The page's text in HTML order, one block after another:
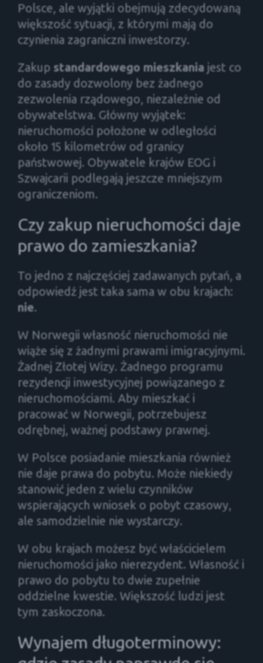
Polsce, ale wyjątki obejmują zdecydowaną
większość sytuacji, z którymi mają do
czynienia zagraniczni inwestorzy.
Zakup standardowego mieszkania jest co
do zasady dozwolony bez żadnego
zezwolenia rządowego, niezależnie od
obywatelstwa. Główny wyjątek:
nieruchomości położone w odległości
około 15 kilometrów od granicy
państwowej. Obywatele krajów EOG i
Szwajcarii podlegają jeszcze mniejszym
ograniczeniom.
Czy zakup nieruchomości daje
prawo do zamieszkania?
To jedno z najczęściej zadawanych pytań, a
odpowiedź jest taka sama w obu krajach:
nie.
W Norwegii własność nieruchomości nie
wiąże się z żadnymi prawami imigracyjnymi.
Żadnej Złotej Wizy. Żadnego programu
rezydencji inwestycyjnej powiązanego z
nieruchomościami. Aby mieszkać i
pracować w Norwegii, potrzebujesz
odrębnej, ważnej podstawy prawnej.
W Polsce posiadanie mieszkania również
nie daje prawa do pobytu. Może niekiedy
stanowić jeden z wielu czynników
wspierających wniosek o pobyt czasowy,
ale samodzielnie nie wystarczy.
W obu krajach możesz być właścicielem
nieruchomości jako nierezydent. Własność i
prawo do pobytu to dwie zupełnie
oddzielne kwestie. Większość ludzi jest
tym zaskoczona.
Wynajem długoterminowy: